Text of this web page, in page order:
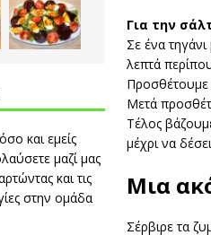
Για την
Σε ένα
λεπτά
Προσθέτουμε
Μετά
Τέλος
μέχρι να
Μια
Σέρβιρε τα
και εμείς
μαζί μας
και τις
στην ομάδα